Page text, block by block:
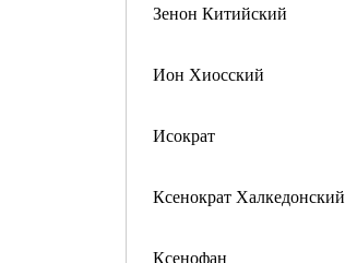
Зенон Китийский
Ион Хиосский
Исократ
Ксенократ Халкедонский
Ксенофан